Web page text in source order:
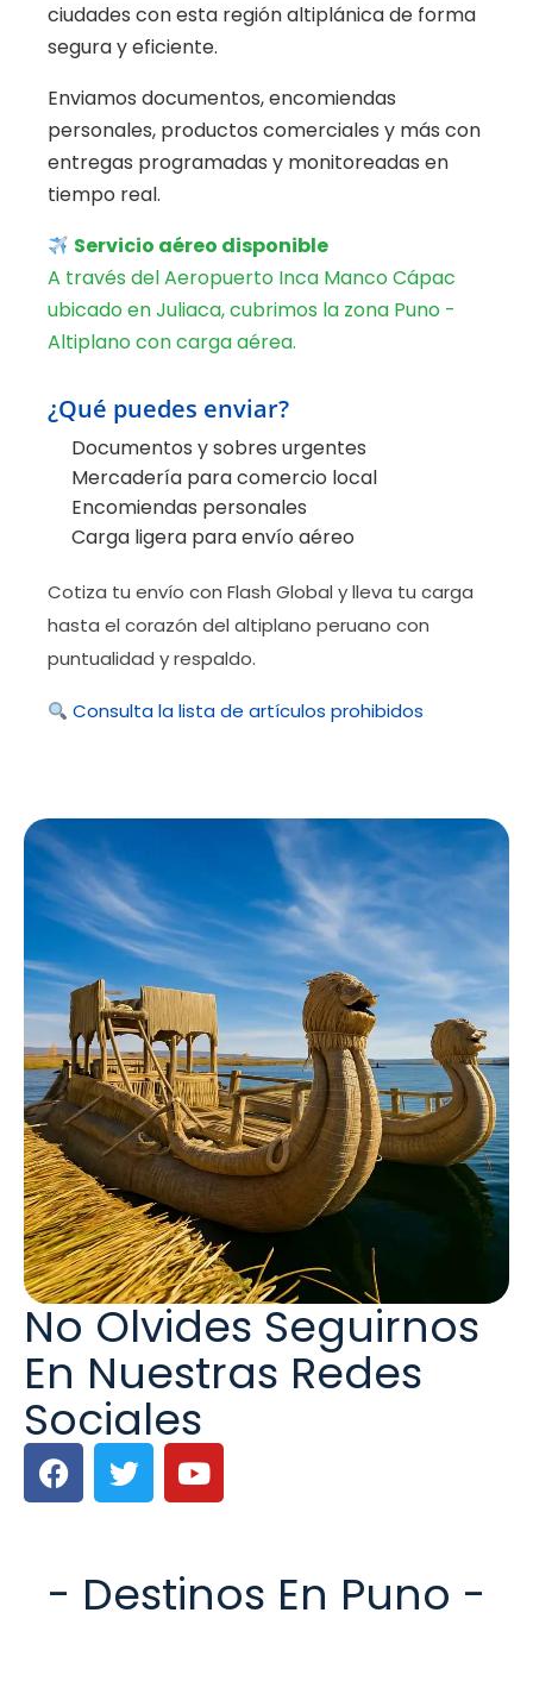
ciudades con esta región altiplánica de forma
segura y eficiente.
Enviamos documentos, encomiendas
personales, productos comerciales y más con
entregas programadas y monitoreadas en
tiempo real.
Servicio aéreo disponible
A través del Aeropuerto Inca Manco Cápac
ubicado en Juliaca, cubrimos la zona Puno -
Altiplano con carga aérea.
¿Qué puedes enviar?
Documentos y sobres urgentes
Mercadería para comercio local
Encomiendas personales
Carga ligera para envío aéreo
Cotiza tu envío con Flash Global y lleva tu carga
hasta el corazón del altiplano peruano con
puntualidad y respaldo.
Consulta la lista de artículos prohibidos
No Olvides Seguirnos
En Nuestras Redes
Sociales
- Destinos En Puno -